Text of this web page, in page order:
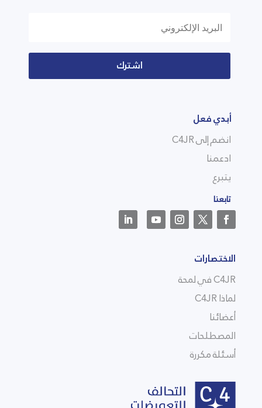
اشترك
أبدي فعل
انضم إلى C4JR
ادعمنا
يتبرع
تابعنا
الاختصارات
C4JR في لمحة
لماذا C4JR
أعضائنا
المصطلحات
أسئلة مكررة